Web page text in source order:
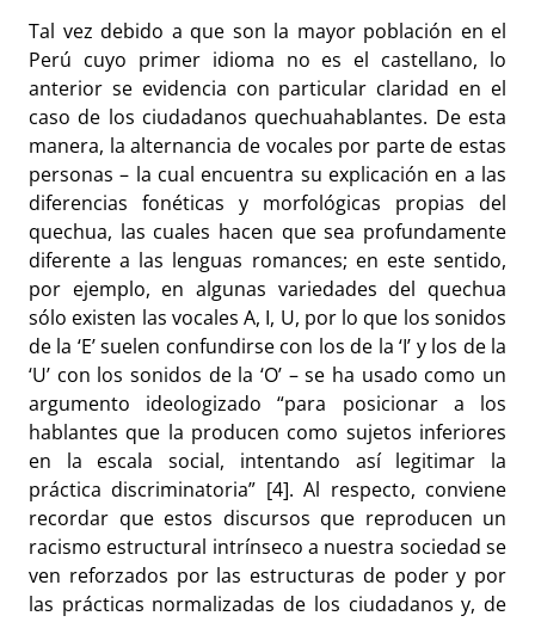
Tal vez debido a que son la mayor población en el
Perú cuyo primer idioma no es el castellano, lo
anterior se evidencia con particular claridad en el
caso de los ciudadanos quechuahablantes. De esta
manera, la alternancia de vocales por parte de estas
personas – la cual encuentra su explicación en a las
diferencias fonéticas y morfológicas propias del
quechua, las cuales hacen que sea profundamente
diferente a las lenguas romances; en este sentido,
por ejemplo, en algunas variedades del quechua
sólo existen las vocales A, I, U, por lo que los sonidos
de la ‘E’ suelen confundirse con los de la ‘I’ y los de la
‘U’ con los sonidos de la ‘O’ – se ha usado como un
argumento ideologizado “para posicionar a los
hablantes que la producen como sujetos inferiores
en la escala social, intentando así legitimar la
práctica discriminatoria” [4]. Al respecto, conviene
recordar que estos discursos que reproducen un
racismo estructural intrínseco a nuestra sociedad se
ven reforzados por las estructuras de poder y por
las prácticas normalizadas de los ciudadanos y, de